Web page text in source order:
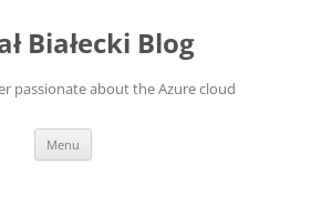
Białecki Blog
passionate about the Azure cloud
Menu